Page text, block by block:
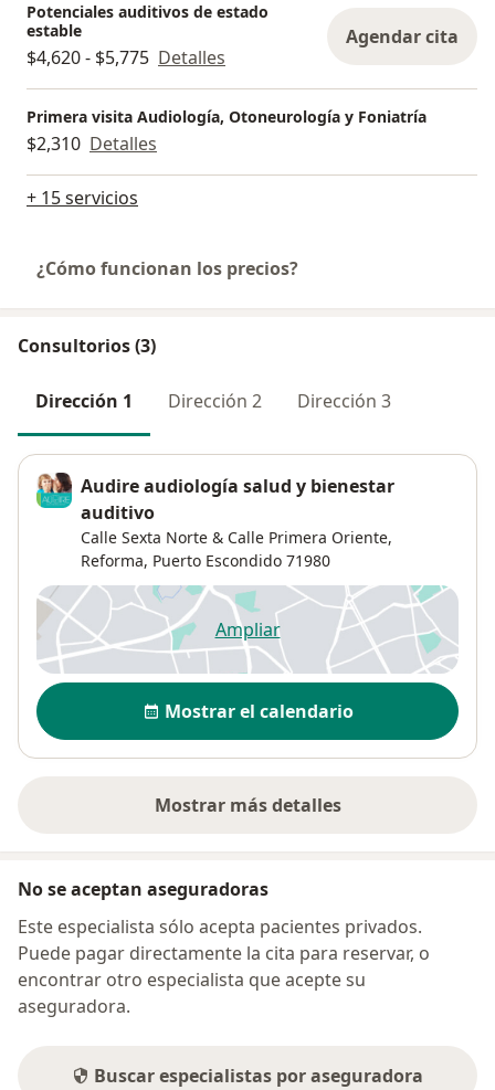
Potenciales auditivos de estado
estable
$4,620 - $5,775 Detalles
Agendar cita
Primera visita Audiología, Otoneurología y Foniatría
$2,310 Detalles
+ 15 servicios
¿Cómo funcionan los precios?
Consultorios (3)
Dirección 1 Dirección 2 Dirección 3
Audire audiología salud y bienestar
auditivo
Calle Sexta Norte & Calle Primera Oriente,
Reforma, Puerto Escondido 71980
Ampliarse abre en una nueva
Disponibilidad
Mostrar el calendario
Mostrar más detalles
sobre la dirección
No se aceptan aseguradoras
Este especialista sólo acepta pacientes privados.
Puede pagar directamente la cita para reservar, o
encontrar otro especialista que acepte su
aseguradora.
Buscar especialistas por aseguradora